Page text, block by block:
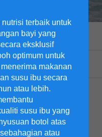
terbaik untuk
bayi yang
eksklusif
optimum untuk
makanan
susu ibu secara
atau lebih.
susu ibu yang
botol atas
atau
Hamil